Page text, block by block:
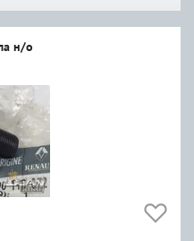
н/о